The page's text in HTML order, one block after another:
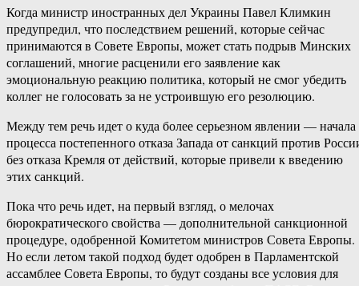
Когда министр иностранных дел Украины Павел Климкин
предупредил, что последствием решений, которые сейчас
принимаются в Совете Европы, может стать подрыв Минских
соглашений, многие расценили его заявление как
эмоциональную реакцию политика, который не смог убедить
коллег не голосовать за не устроившую его резолюцию.
Между тем речь идет о куда более серьезном явлении — начала
процесса постепенного отказа Запада от санкций против
без отказа Кремля от действий, которые привели к введению
этих санкций.
Пока что речь идет, на первый взгляд, о мелочах
бюрократического свойства — дополнительной санкционной
процедуре, одобренной Комитетом министров Совета Европы.
Но если летом такой подход будет одобрен в Парламентской
ассамблее Совета Европы, то будут созданы все условия для